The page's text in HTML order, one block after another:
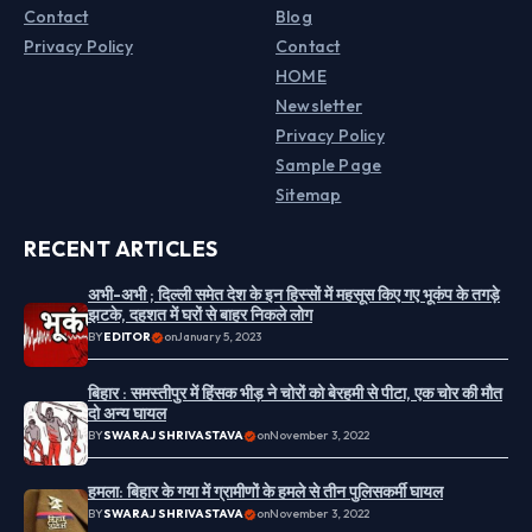
Contact
Privacy Policy
Blog
Contact
HOME
Newsletter
Privacy Policy
Sample Page
Sitemap
RECENT ARTICLES
अभी-अभी ; दिल्ली समेत देश के इन हिस्सों में महसूस किए गए भूकंप के तगड़े
झटके, दहशत में घरों से बाहर निकले लोग
BYEDITOR onJanuary 5, 2023
बिहार : समस्तीपुर में हिंसक भीड़ ने चोरों को बेरहमी से पीटा, एक चोर की मौत
दो अन्य घायल
BYSWARAJ SHRIVASTAVA onNovember 3, 2022
हमला: बिहार के गया में ग्रामीणों के हमले से तीन पुलिसकर्मी घायल
BYSWARAJ SHRIVASTAVA onNovember 3, 2022